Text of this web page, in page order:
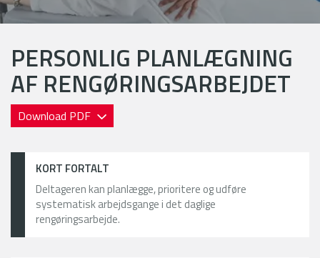
PERSONLIG PLANLÆGNING
AF RENGØRINGSARBEJDET
Download PDF
KORT FORTALT
Deltageren kan planlægge, prioritere og udføre
systematisk arbejdsgange i det daglige
rengøringsarbejde.